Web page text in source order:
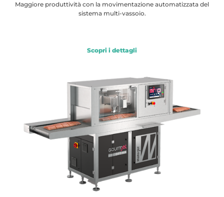
Maggiore produttività con la movimentazione automatizzata del
sistema multi-vassoio.
Scopri i dettagli